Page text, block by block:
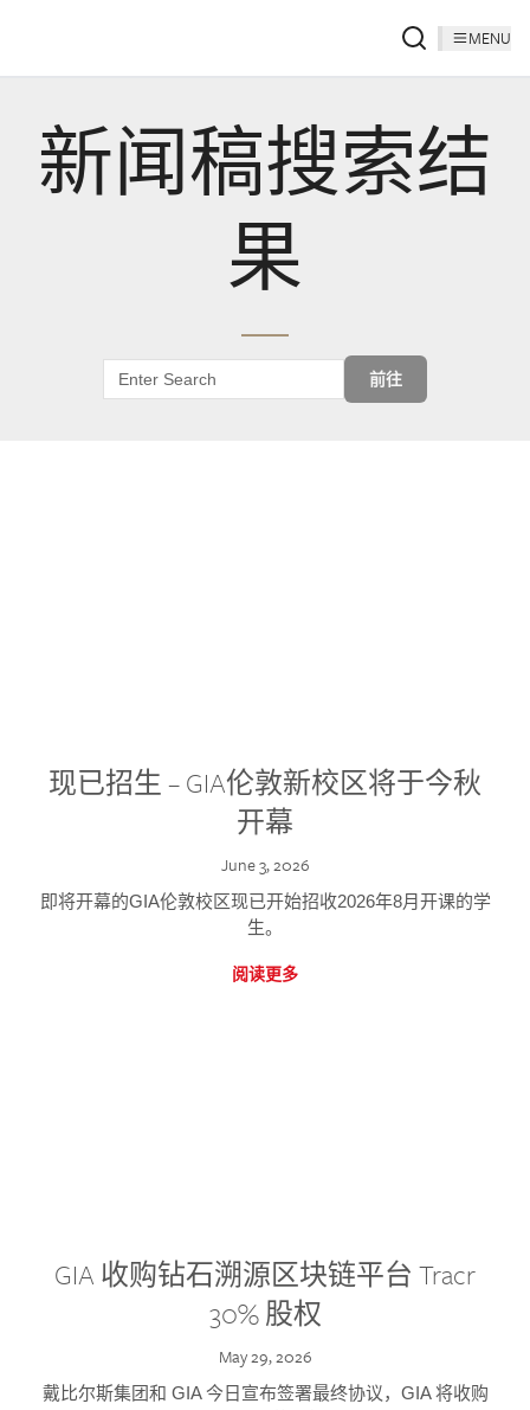
MENU
新闻稿搜索结
果
前往
现已招生 – GIA伦敦新校区将于今秋
开幕
June 3, 2026
即将开幕的GIA伦敦校区现已开始招收2026年8月开课的学
生。
阅读更多
GIA 收购钻石溯源区块链平台 Tracr
30% 股权
May 29, 2026
戴比尔斯集团和 GIA 今日宣布签署最终协议，GIA 将收购